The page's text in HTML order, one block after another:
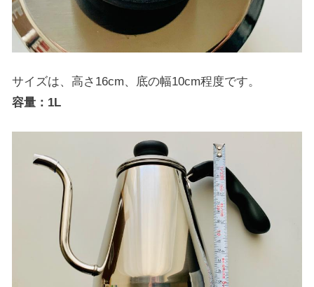
サイズは、高さ16cm、底の幅10cm程度です。
容量：1L